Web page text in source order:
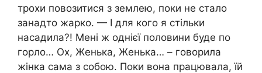
трохи повозитися з землею, поки не стало
занадто жарко. — І для кого я стільки
насадила?! Мені ж однієї половини буде по
горло… Ох, Женька, Женька… – говорила
жінка сама з собою. Поки вона працювала, їй